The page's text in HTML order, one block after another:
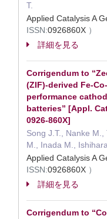
T.
Applied Catalysis A
ISSN:0926860X ）
詳細を見る
Corrigendum to
(ZIF)-derived Fe-
performance
batteries” [Appl.
0926-860X]
Song J.T., Nanke M.,
M., Inada M.,
Applied Catalysis A
ISSN:0926860X ）
詳細を見る
Corrigendum to